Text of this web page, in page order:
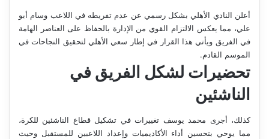
أعلن النادي الأهلي بشكل رسمي عن عدم تفريطه في اللاعب وسام أبو
علي، مما يعكس الالتزام القوي من الإدارة بالحفاظ على العناصر الهامة
في الفريق ويأتي هذا القرار في إطار سعي الأهلي لتحقيق النجاحات في
الموسم القادم.
تحضيرات لشكل الفريق في
الناشئين
كذلك، أجرى محمد يوسف تغييرات في تشكيل قطاع الناشئين للكرة،
مما يوحي بتحسين أداء الأكاديميات وإعداد اللاعبين للمستقبل وحيث